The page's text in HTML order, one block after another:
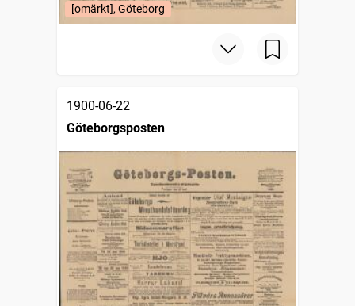
[omärkt], Göteborg
1900-06-22
Göteborgsposten